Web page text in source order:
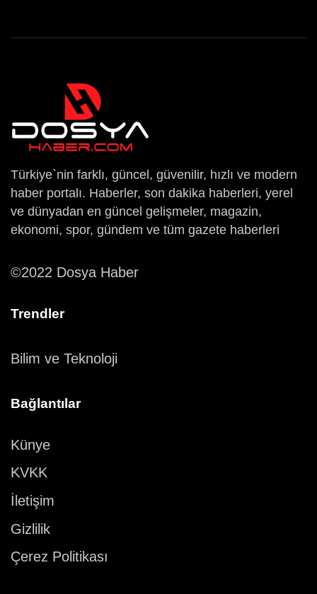
Türkiye`nin farklı, güncel, güvenilir, hızlı ve modern
haber portalı. Haberler, son dakika haberleri, yerel
ve dünyadan en güncel gelişmeler, magazin,
ekonomi, spor, gündem ve tüm gazete haberleri
©2022 Dosya Haber
Trendler
Bilim ve Teknoloji
Bağlantılar
Künye
KVKK
İletişim
Gizlilik
Çerez Politikası